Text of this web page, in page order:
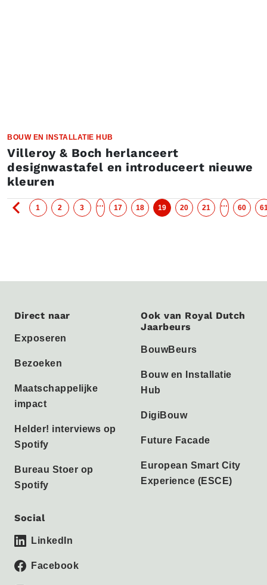
BOUW EN INSTALLATIE HUB
Villeroy & Boch herlanceert
designwastafel en introduceert nieuwe
kleuren
1 2 3 … 17 18 19 20 21 … 60
Direct naar
Exposeren
Bezoeken
Maatschappelijke
impact
Helder! interviews op
Spotify
Bureau Stoer op
Spotify
Ook van Royal Dutch
Jaarbeurs
BouwBeurs
Bouw en Installatie
Hub
DigiBouw
Future Facade
European Smart City
Experience (ESCE)
Social
LinkedIn
Facebook